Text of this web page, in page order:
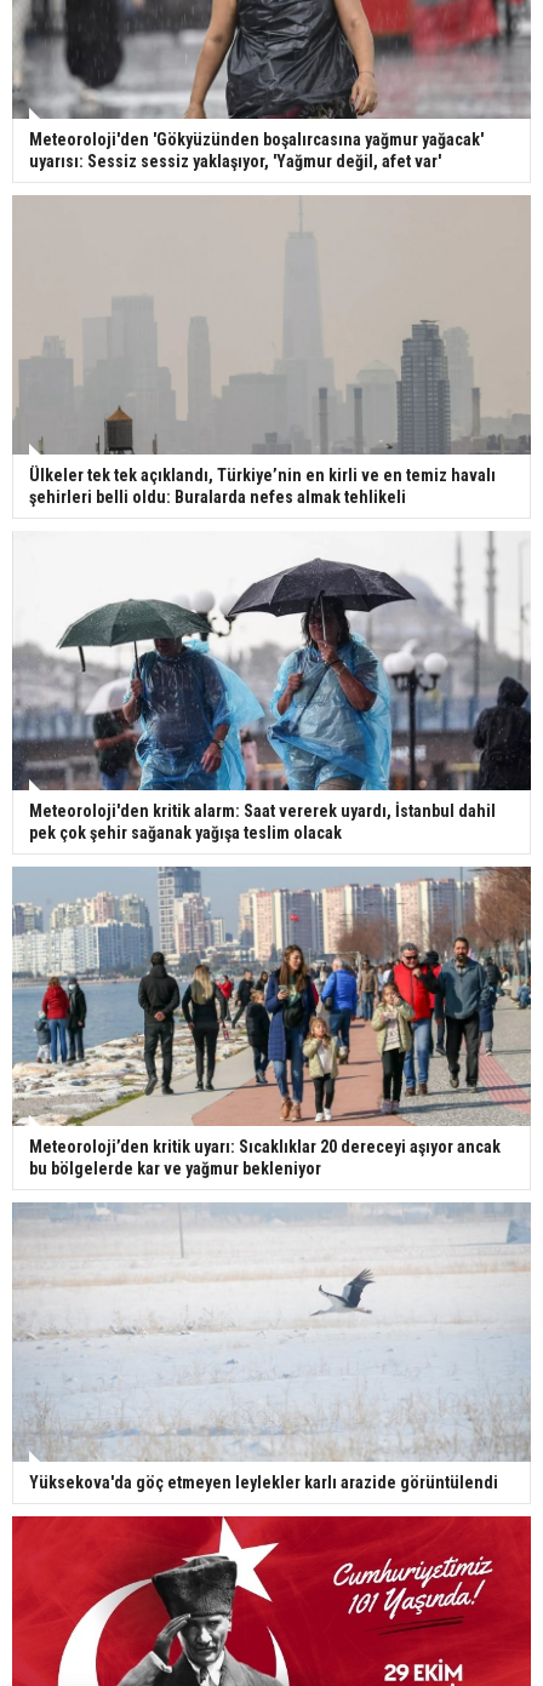
Meteoroloji'den 'Gökyüzünden boşalırcasına yağmur yağacak'
uyarısı: Sessiz sessiz yaklaşıyor, 'Yağmur değil, afet var'
Ülkeler tek tek açıklandı, Türkiye’nin en kirli ve en temiz havalı
şehirleri belli oldu: Buralarda nefes almak tehlikeli
Meteoroloji'den kritik alarm: Saat vererek uyardı, İstanbul dahil
pek çok şehir sağanak yağışa teslim olacak
Meteoroloji’den kritik uyarı: Sıcaklıklar 20 dereceyi aşıyor ancak
bu bölgelerde kar ve yağmur bekleniyor
Yüksekova'da göç etmeyen leylekler karlı arazide görüntülendi